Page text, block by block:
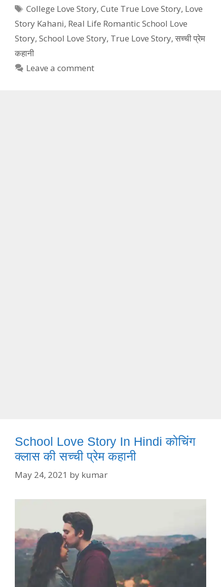
Tags
College Love Story,Cute True Love Story, Love
Story Kahani, Real Life Romantic School Love
Story, School Love Story, True Love Story, सच्ची प्रेम
कहानी
Leave a comment
School Love Story In Hindi कोचिंग
क्लास की सच्ची प्रेम कहानी
May 24, 2021 by kumar